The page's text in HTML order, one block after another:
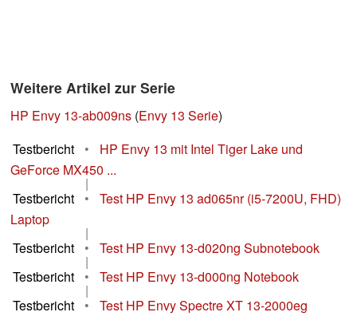
Weitere Artikel zur Serie
HP Envy 13-ab009ns (Envy 13 Serie)
Testbericht
•
HP Envy 13 mit Intel Tiger Lake und
GeForce MX450 ...
|
Testbericht
•
Test HP Envy 13 ad065nr (i5-7200U, FHD)
Laptop
|
Testbericht
• Test HP Envy 13-d020ng Subnotebook
|
Testbericht
• Test HP Envy 13-d000ng Notebook
|
Testbericht
•
Test HP Envy Spectre XT 13-2000eg